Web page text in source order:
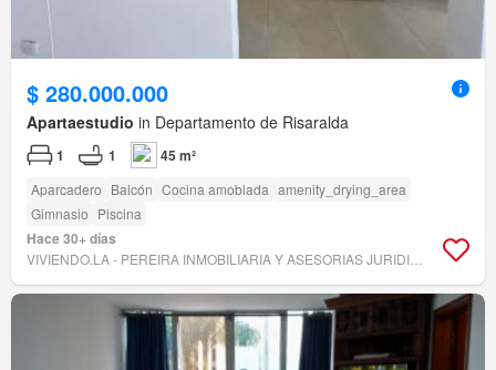
$ 280.000.000
Apartaestudio in Departamento de Risaralda
1 1 45 m²
Aparcadero Balcón Cocina amoblada amenity_drying_area
Gimnasio Piscina
Hace 30+ días